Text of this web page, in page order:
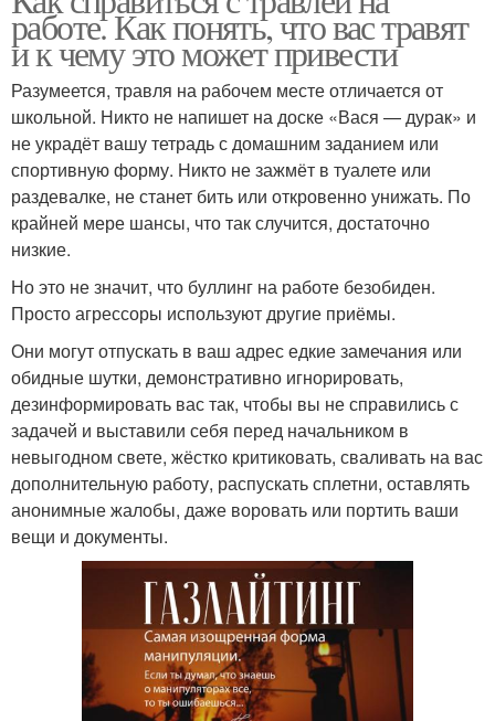
работе. Как понять, что вас травят
и к чему это может привести
Разумеется, травля на рабочем месте отличается от
школьной. Никто не напишет на доске «Вася — дурак» и
не украдёт вашу тетрадь с домашним заданием или
спортивную форму. Никто не зажмёт в туалете или
раздевалке, не станет бить или откровенно унижать. По
крайней мере шансы, что так случится, достаточно
низкие.
Но это не значит, что буллинг на работе безобиден.
Просто агрессоры используют другие приёмы.
Они могут отпускать в ваш адрес едкие замечания или
обидные шутки, демонстративно игнорировать,
дезинформировать вас так, чтобы вы не справились с
задачей и выставили себя перед начальником в
невыгодном свете, жёстко критиковать, сваливать на вас
дополнительную работу, распускать сплетни, оставлять
анонимные жалобы, даже воровать или портить ваши
вещи и документы.